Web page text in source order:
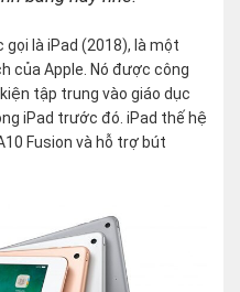
là iPad (2018), là một
của Apple. Nó được công
tập trung vào giáo dục
iPad trước đó. iPad thế hệ
Fusion và hỗ trợ bút